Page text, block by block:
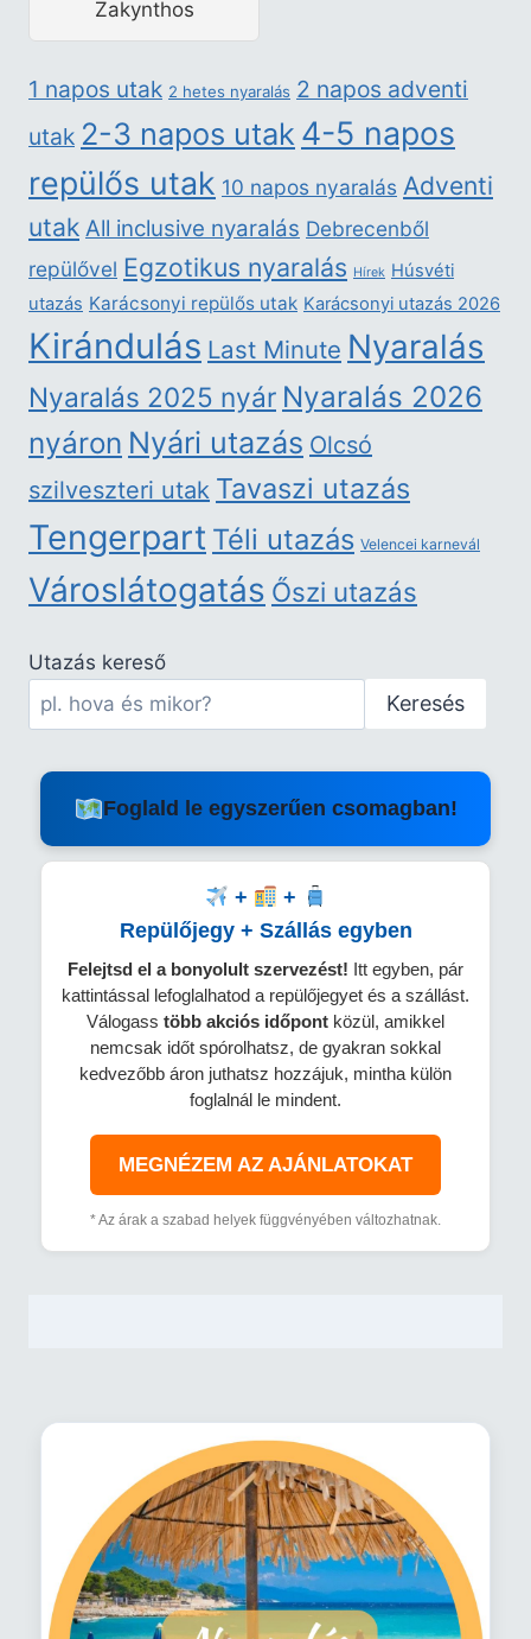
Zakynthos
1 napos utak 2 hetes nyaralás 2 napos adventi
utak 2-3 napos utak4-5 napos
repülős utak 10 napos nyaralás Adventi
utak All inclusive nyaralás Debrecenből
repülővel Egzotikus nyaralás Hírek Húsvéti
utazás Karácsonyi repülős utak Karácsonyi utazás 2026
Kirándulás Last Minute Nyaralás
Nyaralás 2025 nyár Nyaralás 2026
nyáron Nyári utazás Olcsó
szilveszteri utak Tavaszi utazás
Tengerpart Téli utazás Velencei karnevál
Városlátogatás Őszi utazás
Utazás kereső
Keresés
Foglald le egyszerűen csomagban!
+
+
Repülőjegy + Szállás egyben
Felejtsd el a bonyolult szervezést! Itt egyben, pár
kattintással lefoglalhatod a repülőjegyet és a szállást.
Válogass több akciós időpont közül, amikkel
nemcsak időt spórolhatsz, de gyakran sokkal
kedvezőbb áron juthatsz hozzájuk, mintha külön
foglalnál le mindent.
MEGNÉZEM AZ AJÁNLATOKAT
* Az árak a szabad helyek függvényében változhatnak.